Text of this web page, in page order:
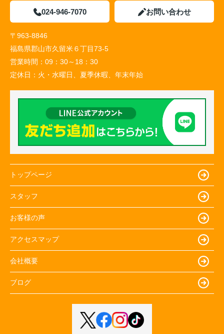
024-946-7070 お問い合わせ
〒963-8846
福島県郡山市久留米６丁目73-5
営業時間： 09：30～18：30
定休日： 火・水曜日、夏季休暇、年末年始
トップページ
スタッフ
お客様の声
アクセスマップ
会社概要
ブログ